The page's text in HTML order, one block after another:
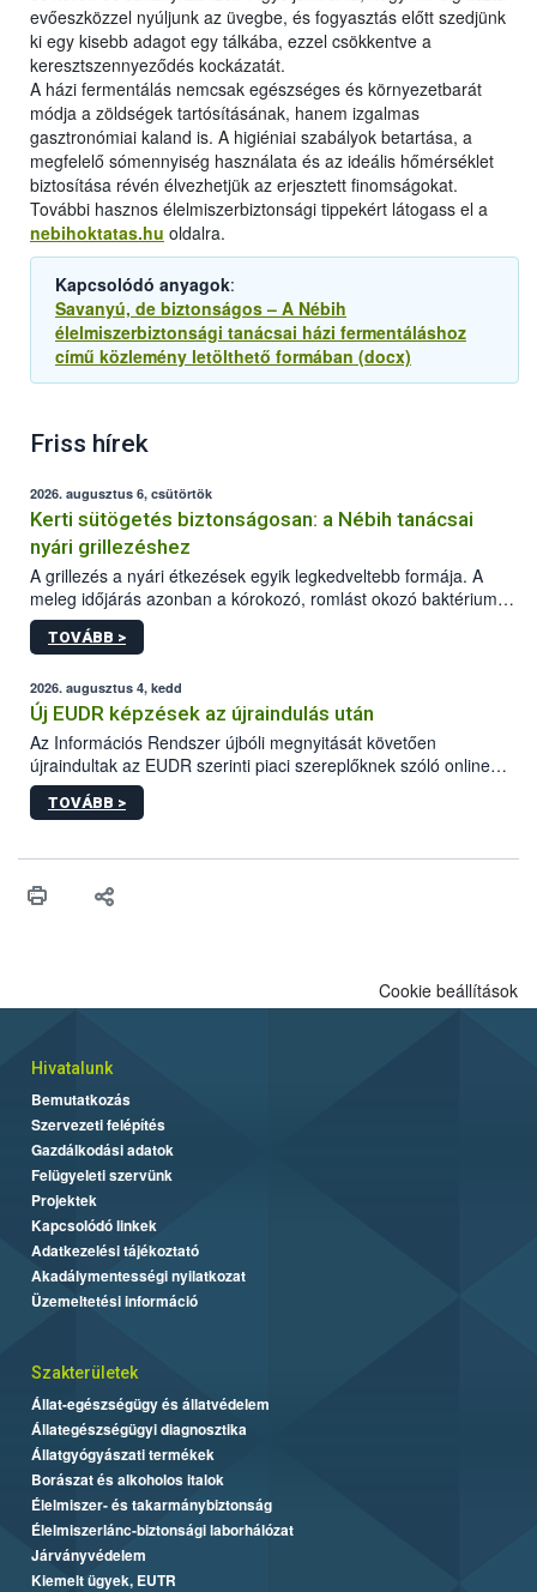
evőeszközzel nyúljunk az üvegbe, és fogyasztás előtt szedjünk
ki egy kisebb adagot egy tálkába, ezzel csökkentve a
keresztszennyeződés kockázatát.
A házi fermentálás nemcsak egészséges és környezetbarát
módja a zöldségek tartósításának, hanem izgalmas
gasztronómiai kaland is. A higiéniai szabályok betartása, a
megfelelő sómennyiség használata és az ideális hőmérséklet
biztosítása révén élvezhetjük az erjesztett finomságokat.
További hasznos élelmiszerbiztonsági tippekért látogass el a
nebihoktatas.hu oldalra.
Kapcsolódó anyagok:
Savanyú, de biztonságos – A Nébih
élelmiszerbiztonsági tanácsai házi fermentáláshoz
című közlemény letölthető formában (docx)
Friss hírek
2026. augusztus 6, csütörtök
Kerti sütögetés biztonságosan: a Nébih tanácsai
nyári grillezéshez
A grillezés a nyári étkezések egyik legkedveltebb formája. A
meleg időjárás azonban a kórokozó, romlást okozó baktériumok
gyorsabb szaporodásának is kedvez. A szabadtéri sütögetés
ezért nem csupán a megfelelő sütési technikáról szól: legalább
higiéniai szabályok betartása, a megfelelő hőkezelés, valamint a
maradékok szakszerű tárolása. A Nemzeti Élelmiszerlánc-
biztonsági Hivatal (Nébih) Oktatási Programja összegyűjtötte a
biztonságos grillezés legfontosabb tudnivalóit.
TOVÁBB >
2026. augusztus 4, kedd
Új EUDR képzések az újraindulás után
Az Információs Rendszer újbóli megnyitását követően
újraindultak az EUDR szerinti piaci szereplőknek szóló online
képzések.
TOVÁBB >
Cookie beállítások
Hivatalunk
Bemutatkozás
Szervezeti felépítés
Gazdálkodási adatok
Felügyeleti szervünk
Projektek
Kapcsolódó linkek
Adatkezelési tájékoztató
Akadálymentességi nyilatkozat
Üzemeltetési információ
Szakterületek
Állat-egészségügy és állatvédelem
Állategészségügyi diagnosztika
Állatgyógyászati termékek
Borászat és alkoholos italok
Élelmiszer- és takarmánybiztonság
Élelmiszerlánc-biztonsági laborhálózat
Járványvédelem
Kiemelt ügyek, EUTR